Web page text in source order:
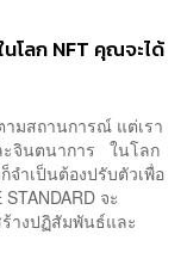
โลก NFT คุณจะได้
ามสถานการณ์ แต่เรา
ะจินตนาการ ในโลก
จำเป็นต้องปรับตัวเพื่อ
จะ
างปฏิสัมพันธ์และ